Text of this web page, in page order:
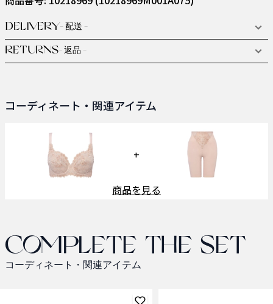
DELIVERY- 配送 -
RETURNS- 返品 -
コーディネート・関連アイテム
+
商品を見る
Complete the set
コーディネート・関連アイテム